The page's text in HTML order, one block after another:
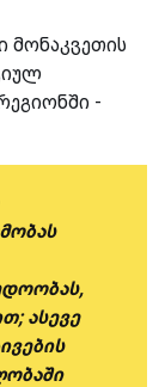
-
ასევე